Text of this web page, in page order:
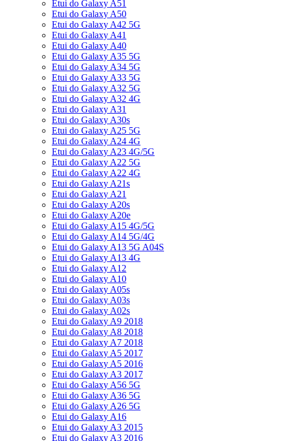
Etui do Galaxy A51
Etui do Galaxy A50
Etui do Galaxy A42 5G
Etui do Galaxy A41
Etui do Galaxy A40
Etui do Galaxy A35 5G
Etui do Galaxy A34 5G
Etui do Galaxy A33 5G
Etui do Galaxy A32 5G
Etui do Galaxy A32 4G
Etui do Galaxy A31
Etui do Galaxy A30s
Etui do Galaxy A25 5G
Etui do Galaxy A24 4G
Etui do Galaxy A23 4G/5G
Etui do Galaxy A22 5G
Etui do Galaxy A22 4G
Etui do Galaxy A21s
Etui do Galaxy A21
Etui do Galaxy A20s
Etui do Galaxy A20e
Etui do Galaxy A15 4G/5G
Etui do Galaxy A14 5G/4G
Etui do Galaxy A13 5G A04S
Etui do Galaxy A13 4G
Etui do Galaxy A12
Etui do Galaxy A10
Etui do Galaxy A05s
Etui do Galaxy A03s
Etui do Galaxy A02s
Etui do Galaxy A9 2018
Etui do Galaxy A8 2018
Etui do Galaxy A7 2018
Etui do Galaxy A5 2017
Etui do Galaxy A5 2016
Etui do Galaxy A3 2017
Etui do Galaxy A56 5G
Etui do Galaxy A36 5G
Etui do Galaxy A26 5G
Etui do Galaxy A16
Etui do Galaxy A3 2015
Etui do Galaxy A3 2016